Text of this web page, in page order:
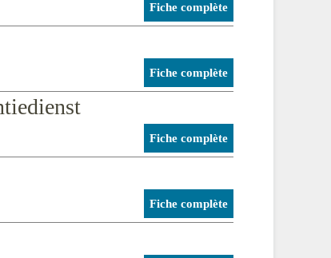
Fiche complète
Fiche complète
Fiche complète
Fiche complète